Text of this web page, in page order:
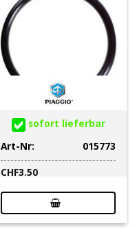
sofort lieferbar
Art-Nr:
015773
CHF3.50